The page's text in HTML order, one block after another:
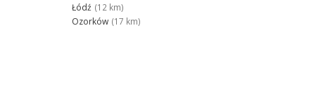
Łódź (12 km)
Ozorków (17 km)